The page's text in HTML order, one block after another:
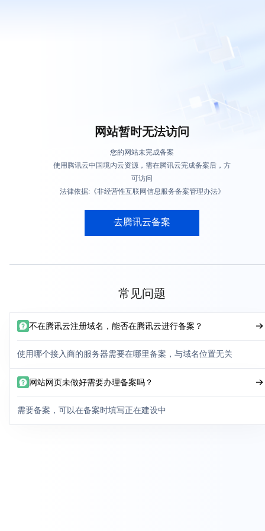
网站暂时无法访问
您的网站未完成备案
使用腾讯云中国境内云资源，需在腾讯云完成备案后，方
可访问
法律依据:《非经营性互联网信息服务备案管理办法》
去腾讯云备案
常见问题
不在腾讯云注册域名，能否在腾讯云进行备案？
使用哪个接入商的服务器需要在哪里备案，与域名位置无关
网站网页未做好需要办理备案吗？
需要备案，可以在备案时填写正在建设中